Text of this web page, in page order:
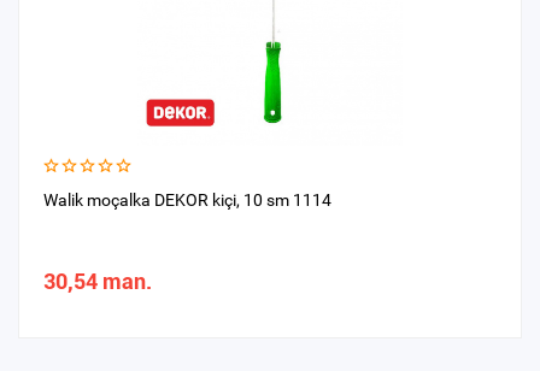
Walik moçalka DEKOR kiçi, 10 sm 1114
30,54 man.